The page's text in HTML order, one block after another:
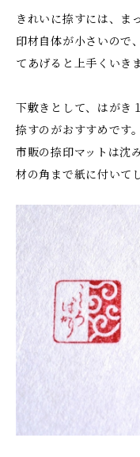
きれいに捺すには、ま
印材自体が小さいので
てあげると上手くいきま
下敷きとして、はがき
捺すのがおすすめです。
市販の捺印マットは沈
材の角まで紙に付いて